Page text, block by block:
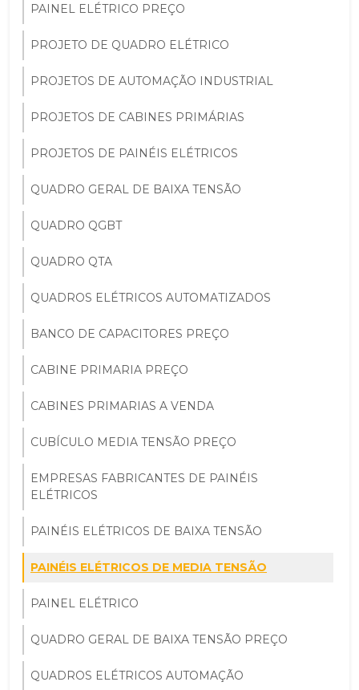
PAINEL ELÉTRICO PREÇO
PROJETO DE QUADRO ELÉTRICO
PROJETOS DE AUTOMAÇÃO INDUSTRIAL
PROJETOS DE CABINES PRIMÁRIAS
PROJETOS DE PAINÉIS ELÉTRICOS
QUADRO GERAL DE BAIXA TENSÃO
QUADRO QGBT
QUADRO QTA
QUADROS ELÉTRICOS AUTOMATIZADOS
BANCO DE CAPACITORES PREÇO
CABINE PRIMARIA PREÇO
CABINES PRIMARIAS A VENDA
CUBÍCULO MEDIA TENSÃO PREÇO
EMPRESAS FABRICANTES DE PAINÉIS
ELÉTRICOS
PAINÉIS ELÉTRICOS DE BAIXA TENSÃO
PAINÉIS ELÉTRICOS DE MEDIA TENSÃO
PAINEL ELÉTRICO
QUADRO GERAL DE BAIXA TENSÃO PREÇO
QUADROS ELÉTRICOS AUTOMAÇÃO